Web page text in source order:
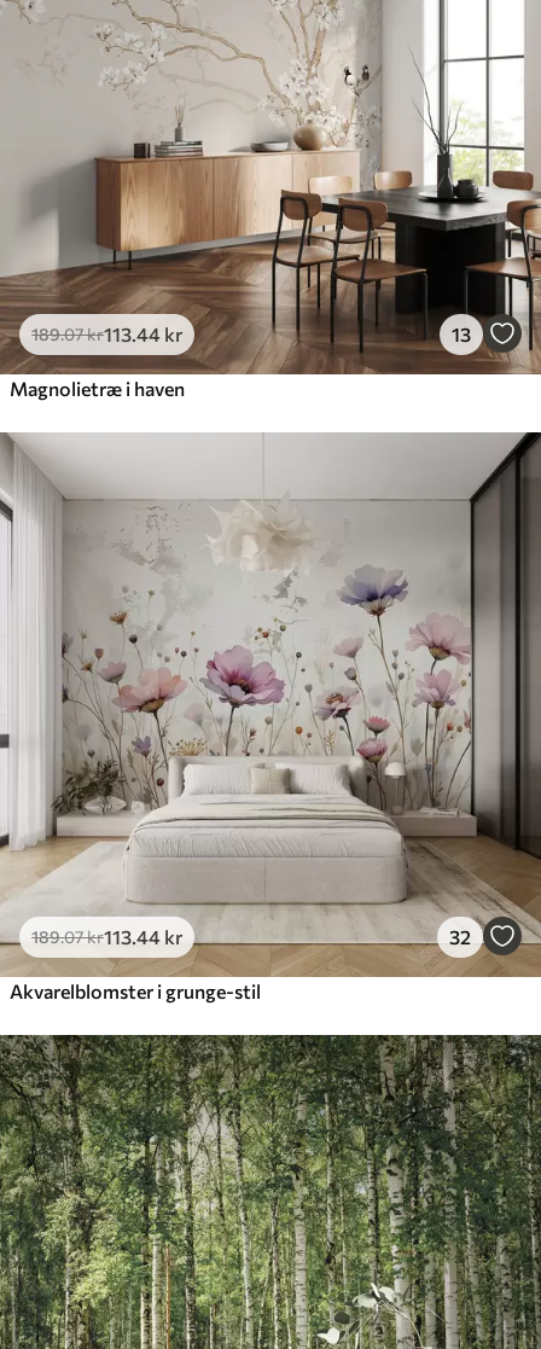
189.07kr113 .44 kr 13
Magnolietræ i haven
189.07kr113 .44 kr 32
Akvarelblomster i grunge-stil